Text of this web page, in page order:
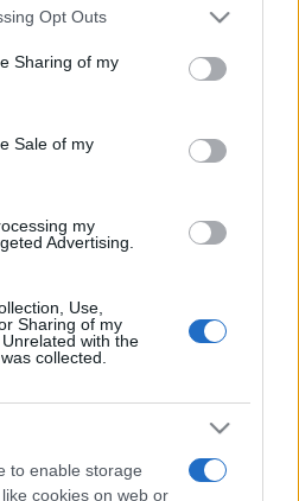
app uses one or more Google
behaviour. You may click to
and its third-party tags to
purposes in below Google
Opt Outs
Sharing of my
Sale of my
my
Advertising.
Use,
Sharing of my
with the
collected.
to enable storage
cookies on web or
jegypénztárában, illetve online a
events/
events/702298843238982/